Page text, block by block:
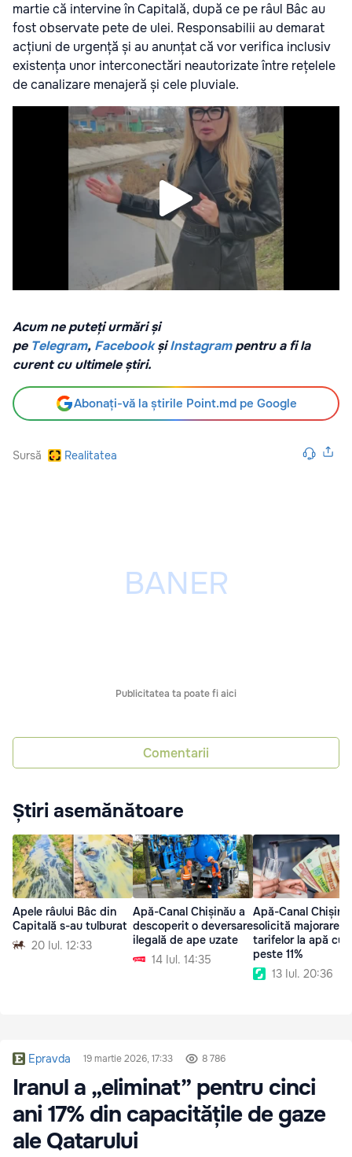
martie că intervine în Capitală, după ce pe râul Bâc au
fost observate pete de ulei. Responsabilii au demarat
acțiuni de urgență și au anunțat că vor verifica inclusiv
existența unor interconectări neautorizate între rețelele
de canalizare menajeră și cele pluviale.
Acum ne puteți urmări și
pe Telegram, Facebook șiInstagrampentru a fi la
curent cu ultimele știri.
Abonați-vă la știrile Point.md pe Google
Sursă Realitatea
Publicitatea ta poate fi aici
Comentarii
Știri asemănătoare
Apele râului Bâc din
Capitală s-au tulburat
20 Iul. 12:33
Apă-Canal Chișinău a
descoperit o deversare
ilegală de ape uzate
14 Iul. 14:35
Apă-Canal
solicită majorarea
tarifelor la apă cu
peste 11%
13 Iul. 20:36
Epravda 19 martie 2026, 17:33 8 786
Iranul a „eliminat” pentru cinci
ani 17% din capacitățile de gaze
ale Qatarului